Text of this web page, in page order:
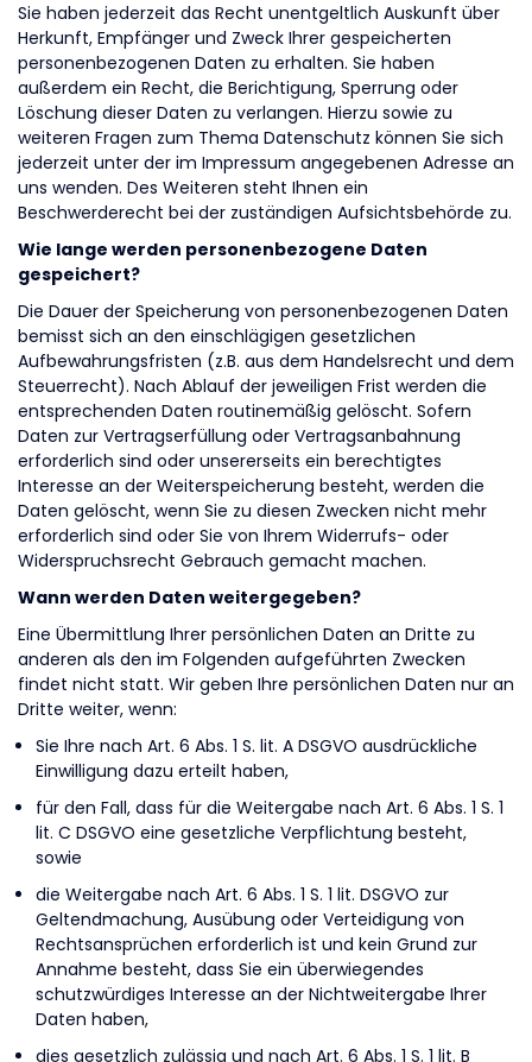
Sie haben jederzeit das Recht unentgeltlich Auskunft über
Herkunft, Empfänger und Zweck Ihrer gespeicherten
personenbezogenen Daten zu erhalten. Sie haben
außerdem ein Recht, die Berichtigung, Sperrung oder
Löschung dieser Daten zu verlangen. Hierzu sowie zu
weiteren Fragen zum Thema Datenschutz können Sie sich
jederzeit unter der im Impressum angegebenen Adresse an
uns wenden. Des Weiteren steht Ihnen ein
Beschwerderecht bei der zuständigen Aufsichtsbehörde zu.
Wie lange werden personenbezogene Daten
gespeichert?
Die Dauer der Speicherung von personenbezogenen Daten
bemisst sich an den einschlägigen gesetzlichen
Aufbewahrungsfristen (z.B. aus dem Handelsrecht und dem
Steuerrecht). Nach Ablauf der jeweiligen Frist werden die
entsprechenden Daten routinemäßig gelöscht. Sofern
Daten zur Vertragserfüllung oder Vertragsanbahnung
erforderlich sind oder unsererseits ein berechtigtes
Interesse an der Weiterspeicherung besteht, werden die
Daten gelöscht, wenn Sie zu diesen Zwecken nicht mehr
erforderlich sind oder Sie von Ihrem Widerrufs- oder
Widerspruchsrecht Gebrauch gemacht machen.
Wann werden Daten weitergegeben?
Eine Übermittlung Ihrer persönlichen Daten an Dritte zu
anderen als den im Folgenden aufgeführten Zwecken
findet nicht statt. Wir geben Ihre persönlichen Daten nur an
Dritte weiter, wenn:
Sie Ihre nach Art. 6 Abs. 1 S. lit. A DSGVO ausdrückliche
Einwilligung dazu erteilt haben,
für den Fall, dass für die Weitergabe nach Art. 6 Abs. 1 S. 1
lit. C DSGVO eine gesetzliche Verpflichtung besteht,
sowie
die Weitergabe nach Art. 6 Abs. 1 S. 1 lit. DSGVO zur
Geltendmachung, Ausübung oder Verteidigung von
Rechtsansprüchen erforderlich ist und kein Grund zur
Annahme besteht, dass Sie ein überwiegendes
schutzwürdiges Interesse an der Nichtweitergabe Ihrer
Daten haben,
dies gesetzlich zulässig und nach Art. 6 Abs. 1 S. 1 lit. B